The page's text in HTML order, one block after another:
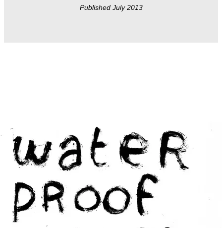
Published July 2013